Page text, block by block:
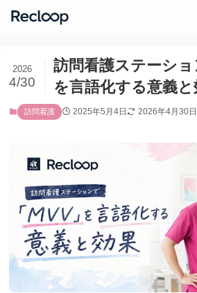
訪問看護ステーショ
を言語化する意義と
2026
4/30
訪問看護 2025年5月4日 2026年4月30日